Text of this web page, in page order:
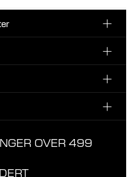
bli den første som blir
OVER 499